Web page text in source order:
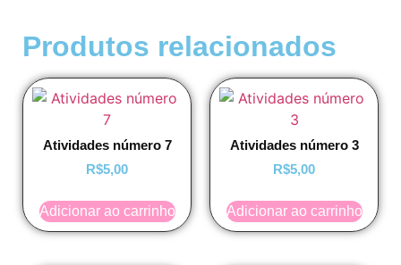
Produtos relacionados
Atividades número 7
R$5,00
Adicionar ao carrinho
Atividades número 3
R$5,00
Adicionar ao carrinho